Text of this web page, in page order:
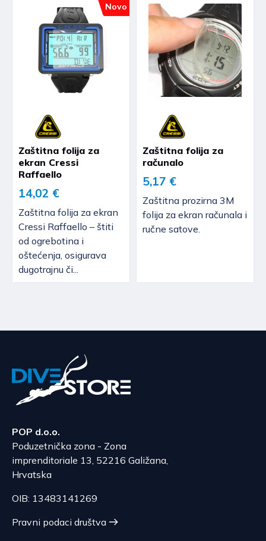
Novo
Zaštitna folija za
ekran Cressi
Raffaello
14,02 €
Zaštitna folija za ekran
Cressi Raffaello – štiti
od ogrebotina i
oštećenja, osigurava
dugotrajnu či...
Zaštitna folija za
računalo
5,17 €
Zaštitna prozirna 3M
folija za ekran računala i
ručne satove.
POP d.o.o.
Poduzetnička zona - Zona
imprenditoriale 13, 52216 Galižana,
Hrvatska
OIB: 13483141269
Pravni podaci društva